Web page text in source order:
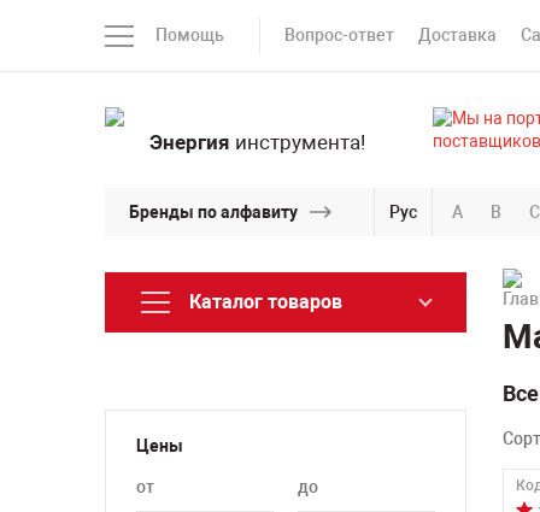
Помощь Вопрос-ответ Доставка
Энергия инструмента!
Бренды по алфавиту Рус A B C
Каталог товаров
Цены
от до